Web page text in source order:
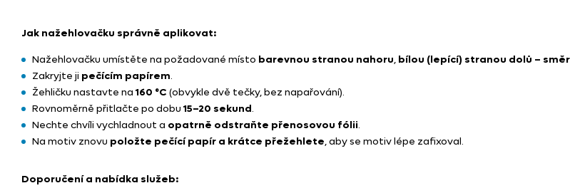
Jak nažehlovačku správně aplikovat:
Nažehlovačku umístěte na požadované místo barevnou stranou nahoru, bílou (lepící) stranou dolů –
Zakryjte ji pečícím papírem.
Žehličku nastavte na160 °C (obvykle dvě tečky, bez napařování).
Rovnoměrně přitlačte po dobu15–20 sekund.
Nechte chvíli vychladnout a opatrně odstraňte přenosovou fólii.
Na motiv znovu položte pečící papír a krátce přežehlete, aby se motiv lépe zafixoval.
Doporučení a nabídka služeb: